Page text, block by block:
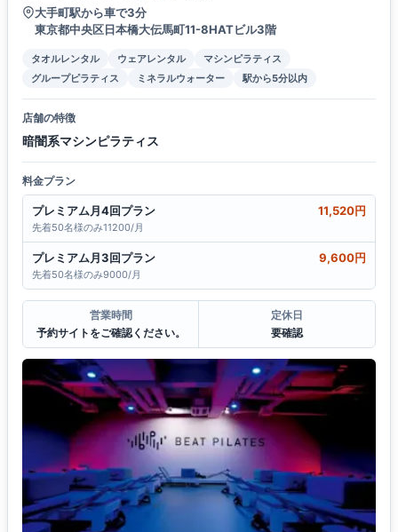
大手町駅から車で3分
東京都中央区日本橋大伝馬町11-8HATビル3階
タオルレンタル ウェアレンタル
マシンピラティス
グループピラティス
ミネラルウォーター 駅から5分以内
店舗の特徴
暗闇系マシンピラティス
料金プラン
プレミアム月4回プラン 11,520円
先着50名様のみ11200/月
プレミアム月3回プラン 9,600円
先着50名様のみ9000/月
営業時間
予約サイトをご確認ください。
定休日
要確認